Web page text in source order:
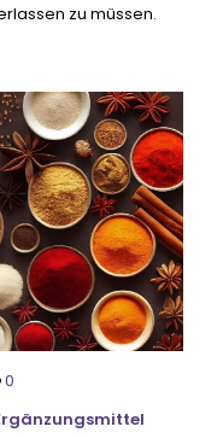
zu müssen.
0